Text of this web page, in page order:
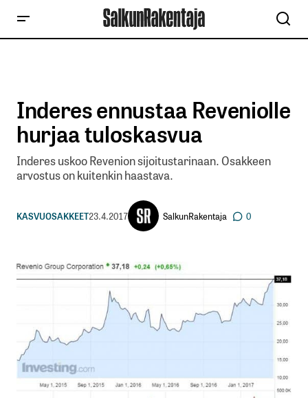
Inderes ennustaa Reveniolle
hurjaa tuloskasvua
Inderes uskoo Revenion sijoitustarinaan. Osakkeen
arvostus on kuitenkin haastava.
KASVUOSAKKEET23.4.2017 SalkunRakentaja 0